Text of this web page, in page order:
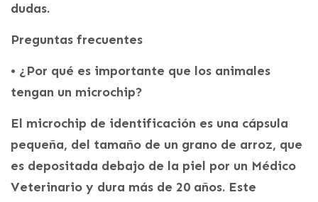
dudas.
Preguntas frecuentes
• ¿Por qué es importante que los animales
tengan un microchip?
El microchip de identificación es una cápsula
pequeña, del tamaño de un grano de arroz, que
es depositada debajo de la piel por un Médico
Veterinario y dura más de 20 años. Este